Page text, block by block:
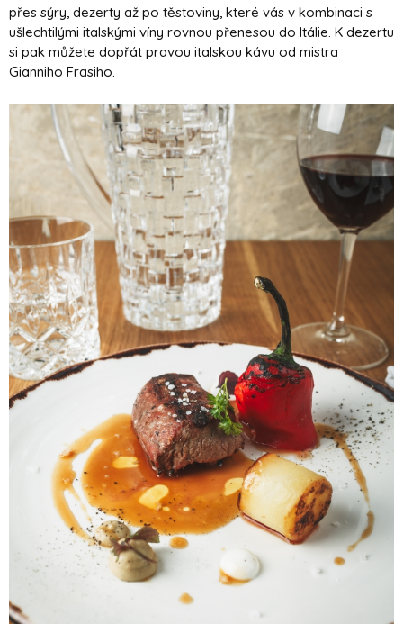
přes sýry, dezerty až po těstoviny, které vás v kombinaci s
ušlechtilými italskými víny rovnou přenesou do Itálie. K dezertu
si pak můžete dopřát pravou italskou kávu od mistra
Gianniho Frasiho.